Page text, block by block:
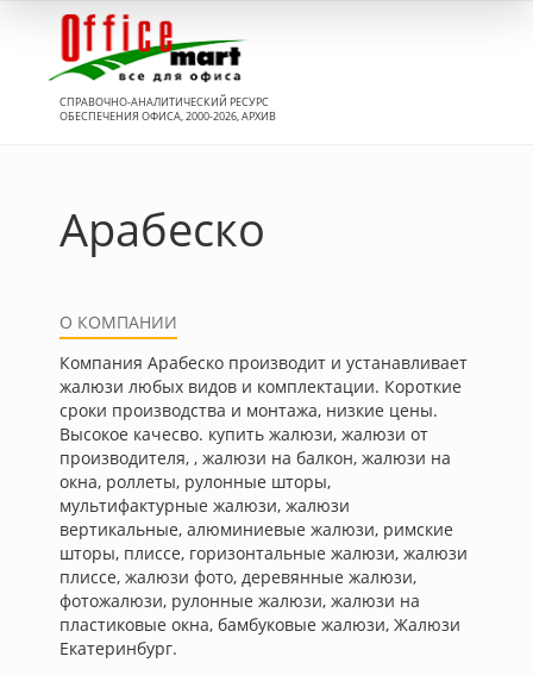
СПРАВОЧНО-АНАЛИТИЧЕСКИЙ РЕСУРС
ОБЕСПЕЧЕНИЯ ОФИСА, 2000-2026, АРХИВ
Арабеско
О КОМПАНИИ
Компания Арабеско производит и устанавливает
жалюзи любых видов и комплектации. Короткие
сроки производства и монтажа, низкие цены.
Высокое качесво. купить жалюзи, жалюзи от
производителя, , жалюзи на балкон, жалюзи на
окна, роллеты, рулонные шторы,
мультифактурные жалюзи, жалюзи
вертикальные, алюминиевые жалюзи, римские
шторы, плиссе, горизонтальные жалюзи, жалюзи
плиссе, жалюзи фото, деревянные жалюзи,
фотожалюзи, рулонные жалюзи, жалюзи на
пластиковые окна, бамбуковые жалюзи, Жалюзи
Екатеринбург.